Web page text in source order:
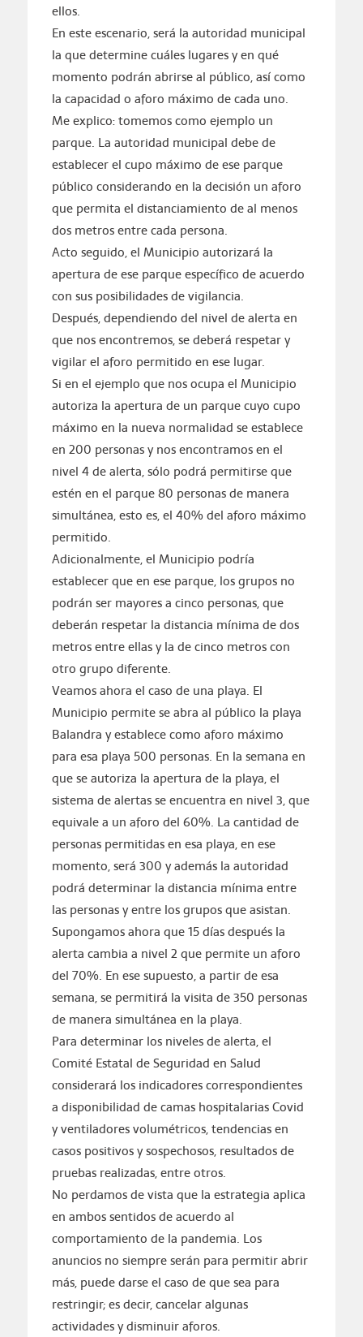
ellos.
En este escenario, será la autoridad municipal
la que determine cuáles lugares y en qué
momento podrán abrirse al público, así como
la capacidad o aforo máximo de cada uno.
Me explico: tomemos como ejemplo un
parque. La autoridad municipal debe de
establecer el cupo máximo de ese parque
público considerando en la decisión un aforo
que permita el distanciamiento de al menos
dos metros entre cada persona.
Acto seguido, el Municipio autorizará la
apertura de ese parque específico de acuerdo
con sus posibilidades de vigilancia.
Después, dependiendo del nivel de alerta en
que nos encontremos, se deberá respetar y
vigilar el aforo permitido en ese lugar.
Si en el ejemplo que nos ocupa el Municipio
autoriza la apertura de un parque cuyo cupo
máximo en la nueva normalidad se establece
en 200 personas y nos encontramos en el
nivel 4 de alerta, sólo podrá permitirse que
estén en el parque 80 personas de manera
simultánea, esto es, el 40% del aforo máximo
permitido.
Adicionalmente, el Municipio podría
establecer que en ese parque, los grupos no
podrán ser mayores a cinco personas, que
deberán respetar la distancia mínima de dos
metros entre ellas y la de cinco metros con
otro grupo diferente.
Veamos ahora el caso de una playa. El
Municipio permite se abra al público la playa
Balandra y establece como aforo máximo
para esa playa 500 personas. En la semana en
que se autoriza la apertura de la playa, el
sistema de alertas se encuentra en nivel 3, que
equivale a un aforo del 60%. La cantidad de
personas permitidas en esa playa, en ese
momento, será 300 y además la autoridad
podrá determinar la distancia mínima entre
las personas y entre los grupos que asistan.
Supongamos ahora que 15 días después la
alerta cambia a nivel 2 que permite un aforo
del 70%. En ese supuesto, a partir de esa
semana, se permitirá la visita de 350 personas
de manera simultánea en la playa.
Para determinar los niveles de alerta, el
Comité Estatal de Seguridad en Salud
considerará los indicadores correspondientes
a disponibilidad de camas hospitalarias Covid
y ventiladores volumétricos, tendencias en
casos positivos y sospechosos, resultados de
pruebas realizadas, entre otros.
No perdamos de vista que la estrategia aplica
en ambos sentidos de acuerdo al
comportamiento de la pandemia. Los
anuncios no siempre serán para permitir abrir
más, puede darse el caso de que sea para
restringir; es decir, cancelar algunas
actividades y disminuir aforos.